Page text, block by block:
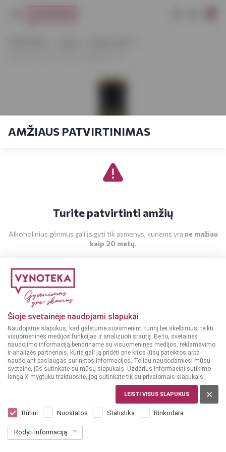
Šioje svetainėje naudojami slapukai
Naudojame slapukus, kad galėtume suasmeninti turinį bei skelbimus, teikti
visuomeninės medijos funkcijas ir analizuoti srautą. Be to, svetainės
naudojimo informaciją bendriname su visuomeninės medijos, reklamavimo
ir analizės partneriais, kurie gali ją pridėti prie kitos jūsų pateiktos arba
naudojant paslaugas surinktos informacijos. Toliau naudodamiesi mūsų
svetaine, jūs sutinkate su mūsų slapukais. Uždarius informacinį sutikimo
langą X mygtuku traktuosite, jog sutinkate tik su privalomais slapukais.
LEISTI VISUS SLAPUKUS
Būtini Nuostatos Statistika Rinkodara
Rodyti informaciją
AMŽIAUS PATVIRTINIMAS
Turite patvirtinti amžių
Alkoholinius gėrimus gali įsigyti tik asmenys, kuriems yra ne mažiau
kaip 20 metų.
Quattro Passi Primitivo Puglia 0,75 l
Dar nėra balsų, galite įvertinti
99